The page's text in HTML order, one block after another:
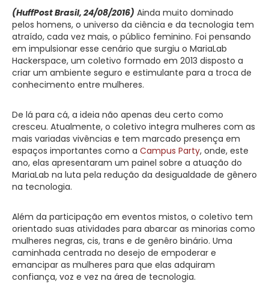
(HuffPost Brasil, 24/08/2016) Ainda muito dominado
pelos homens, o universo da ciência e da tecnologia tem
atraído, cada vez mais, o público feminino. Foi pensando
em impulsionar esse cenário que surgiu o MariaLab
Hackerspace, um coletivo formado em 2013 disposto a
criar um ambiente seguro e estimulante para a troca de
conhecimento entre mulheres.
De lá para cá, a ideia não apenas deu certo como
cresceu. Atualmente, o coletivo integra mulheres com as
mais variadas vivências e tem marcado presença em
espaços importantes como a Campus Party, onde, este
ano, elas apresentaram um painel sobre a atuação do
MariaLab na luta pela redução da desigualdade de gênero
na tecnologia.
Além da participação em eventos mistos, o coletivo tem
orientado suas atividades para abarcar as minorias como
mulheres negras, cis, trans e de genêro binário. Uma
caminhada centrada no desejo de empoderar e
emancipar as mulheres para que elas adquiram
confiança, voz e vez na área de tecnologia.